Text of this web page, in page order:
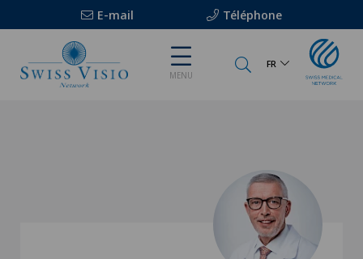
E-mail Téléphone
MENU
FR